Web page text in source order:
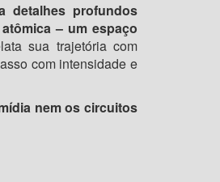
detalhes profundos
– um espaço
sua trajetória com
com intensidade e
nem os circuitos